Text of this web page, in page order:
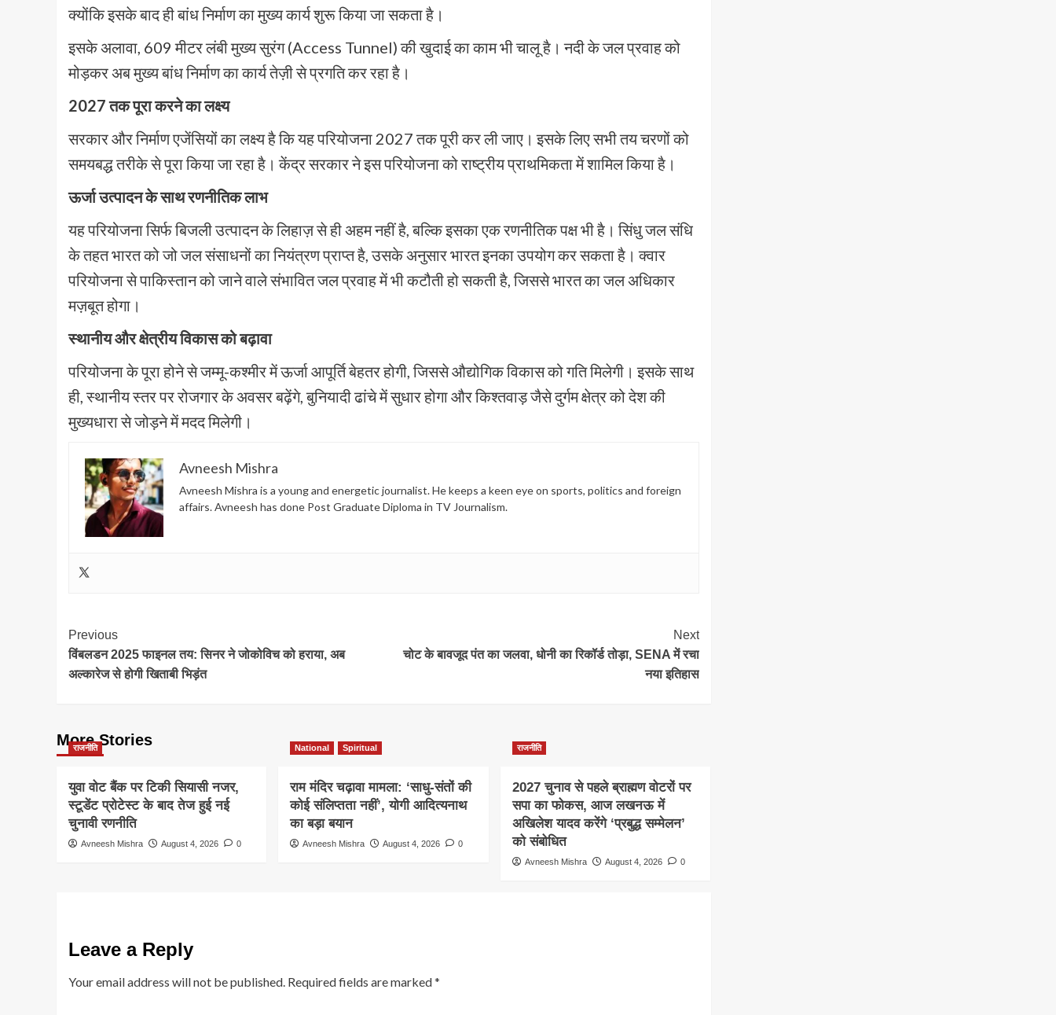
क्योंकि इसके बाद ही बांध निर्माण का मुख्य कार्य शुरू किया जा सकता है।
इसके अलावा, 609 मीटर लंबी मुख्य सुरंग (Access Tunnel) की खुदाई का काम भी चालू है। नदी के जल प्रवाह को
मोड़कर अब मुख्य बांध निर्माण का कार्य तेज़ी से प्रगति कर रहा है।
2027 तक पूरा करने का लक्ष्य
सरकार और निर्माण एजेंसियों का लक्ष्य है कि यह परियोजना 2027 तक पूरी कर ली जाए। इसके लिए सभी तय चरणों को
समयबद्ध तरीके से पूरा किया जा रहा है। केंद्र सरकार ने इस परियोजना को राष्ट्रीय प्राथमिकता में शामिल किया है।
ऊर्जा उत्पादन के साथ रणनीतिक लाभ
यह परियोजना सिर्फ बिजली उत्पादन के लिहाज़ से ही अहम नहीं है, बल्कि इसका एक रणनीतिक पक्ष भी है। सिंधु जल संधि
के तहत भारत को जो जल संसाधनों का नियंत्रण प्राप्त है, उसके अनुसार भारत इनका उपयोग कर सकता है। क्वार
परियोजना से पाकिस्तान को जाने वाले संभावित जल प्रवाह में भी कटौती हो सकती है, जिससे भारत का जल अधिकार
मज़बूत होगा।
स्थानीय और क्षेत्रीय विकास को बढ़ावा
परियोजना के पूरा होने से जम्मू-कश्मीर में ऊर्जा आपूर्ति बेहतर होगी, जिससे औद्योगिक विकास को गति मिलेगी। इसके साथ
ही, स्थानीय स्तर पर रोजगार के अवसर बढ़ेंगे, बुनियादी ढांचे में सुधार होगा और किश्तवाड़ जैसे दुर्गम क्षेत्र को देश की
मुख्यधारा से जोड़ने में मदद मिलेगी।
Avneesh Mishra
Avneesh Mishra is a young and energetic journalist. He keeps a keen eye on sports, politics and foreign
affairs. Avneesh has done Post Graduate Diploma in TV Journalism.
Post
Navigation
Previous
विंबलडन 2025 फाइनल तय: सिनर ने जोकोविच को हराया, अब
अल्कारेज से होगी खिताबी भिड़ंत
Next
चोट के बावजूद पंत का जलवा, धोनी का रिकॉर्ड तोड़ा, SENA में रचा
नया इतिहास
More Stories
राजनीति
युवा वोट बैंक पर टिकी सियासी नजर,
स्टूडेंट प्रोटेस्ट के बाद तेज हुई नई
चुनावी रणनीति
Avneesh Mishra August 4, 2026 0
National Spiritual
राम मंदिर चढ़ावा मामला: ‘साधु-संतों की
कोई संलिप्तता नहीं’, योगी आदित्यनाथ
का बड़ा बयान
Avneesh Mishra August 4, 2026 0
राजनीति
2027 चुनाव से पहले ब्राह्मण वोटरों पर
सपा का फोकस, आज लखनऊ में
अखिलेश यादव करेंगे ‘प्रबुद्ध सम्मेलन’
को संबोधित
Avneesh Mishra August 4, 2026 0
Leave a Reply
Your email address will not be published. Required fields are marked*